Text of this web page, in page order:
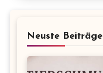
Neuste Beiträge